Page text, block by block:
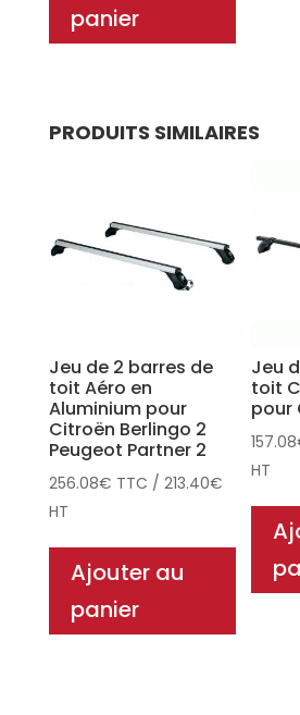
panier
PRODUITS SIMILAIRES
Jeu de 2 barres de
toit Aéro en
Aluminium pour
Citroën Berlingo 2
Peugeot Partner 2
256.08€ TTC / 213.40€
HT
Ajouter au
panier
Jeu
toit
pour
157.08
HT